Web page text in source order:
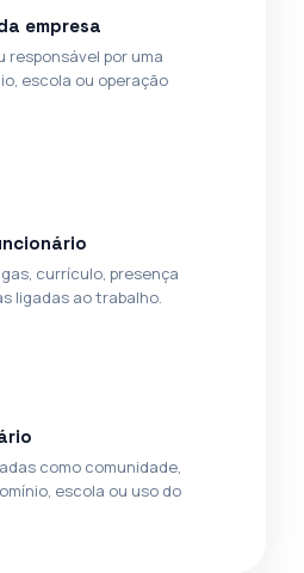
empresa
responsável por uma
escola ou operação
currículo, presença
ligadas ao trabalho.
como comunidade,
escola ou uso do